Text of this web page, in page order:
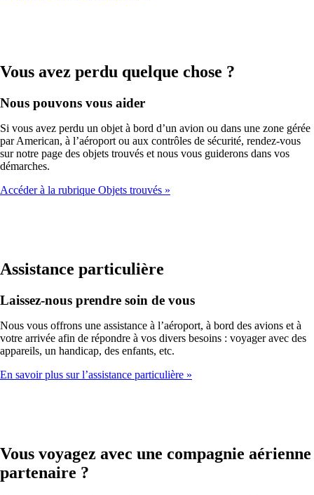
Vous avez perdu quelque chose ?
Nous pouvons vous aider
Si vous avez perdu un objet à bord d’un avion ou dans une zone gérée
par American, à l’aéroport ou aux contrôles de sécurité, rendez-vous
sur notre page des objets trouvés et nous vous guiderons dans vos
démarches.
Accéder à la rubrique Objets trouvés
Assistance particulière
Laissez-nous prendre soin de vous
Nous vous offrons une assistance à l’aéroport, à bord des avions et à
votre arrivée afin de répondre à vos divers besoins : voyager avec des
appareils, un handicap, des enfants, etc.
En savoir plus sur l’assistance particulière
Vous voyagez avec une compagnie aérienne
partenaire ?